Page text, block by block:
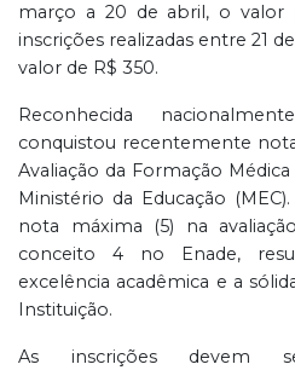
março a 20 de abril, o valor
inscrições realizadas entre 21
valor de R$ 350.
Reconhecida
conquistou recentemente
Avaliação da Formação
Ministério da Educação
nota máxima (5) na
conceito 4 no Enade,
excelência acadêmica e a
Instituição.
As inscrições devem